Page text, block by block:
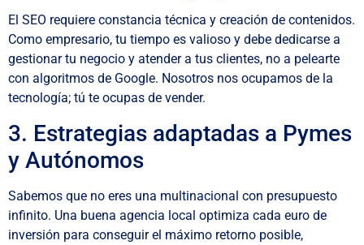
El SEO requiere constancia técnica y creación de contenidos.
Como empresario, tu tiempo es valioso y debe dedicarse a
gestionar tu negocio y atender a tus clientes, no a pelearte
con algoritmos de Google. Nosotros nos ocupamos de la
tecnología; tú te ocupas de vender.
3. Estrategias adaptadas a Pymes
y Autónomos
Sabemos que no eres una multinacional con presupuesto
infinito. Una buena agencia local optimiza cada euro de
inversión para conseguir el máximo retorno posible,